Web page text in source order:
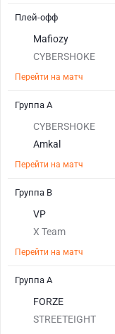
Mafiozy
CYBERSHOKE
Перейти на матч
Плей-офф
CYBERSHOKE
Amkal
Перейти на матч
Группа А
VP
X Team
Перейти на матч
Группа B
FORZE
STREETEIGHT
Группа А